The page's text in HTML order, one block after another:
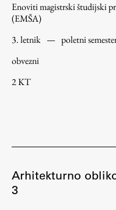
Urniki
Študijski programi
Vpis
Spletna učilnica
ŠIS (SI)
Enoviti magistrski študijski
(EMŠA)
3. letnik — poletni
obvezni
2 KT
Arhitekturno
3